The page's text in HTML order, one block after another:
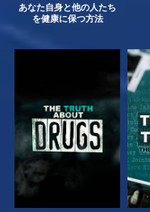
あなた自身と他の人たち
を健康に保つ方法